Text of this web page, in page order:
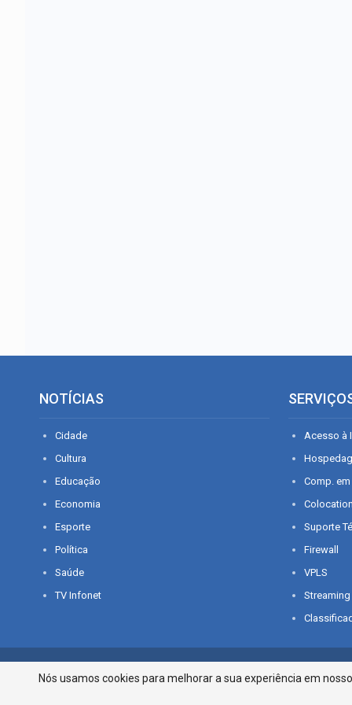
NOTÍCIAS
Cidade
Cultura
Educação
Economia
Esporte
Política
Saúde
TV Infonet
Acesso à
Comp.
Suporte
Firewall
VPLS
Streaming
© 2026 - O que é notícia em Sergipe. Todos os direitos reservados.
Nós usamos cookies para melhorar a sua experiência em